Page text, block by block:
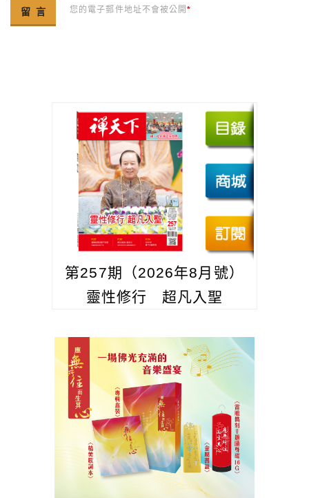
您的電子郵件地址不會被公開*
第257期（2026年8月號）
靈性修行 超凡入聖